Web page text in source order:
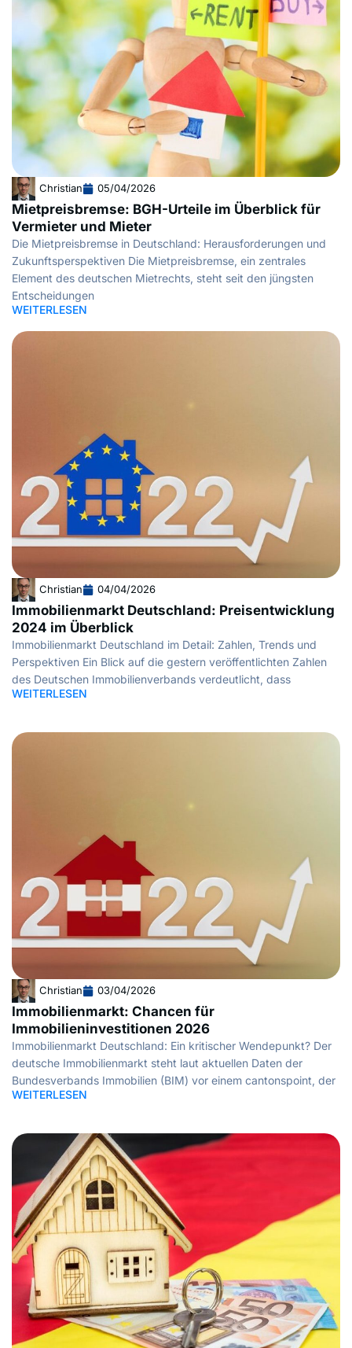
Christian 05/04/2026
Mietpreisbremse: BGH-Urteile im Überblick für
Vermieter und Mieter
Die Mietpreisbremse in Deutschland: Herausforderungen und
Zukunftsperspektiven Die Mietpreisbremse, ein zentrales
Element des deutschen Mietrechts, steht seit den jüngsten
Entscheidungen
WEITERLESEN
Christian 04/04/2026
Immobilienmarkt Deutschland: Preisentwicklung
2024 im Überblick
Immobilienmarkt Deutschland im Detail: Zahlen, Trends und
Perspektiven Ein Blick auf die gestern veröffentlichten Zahlen
des Deutschen Immobilienverbands verdeutlicht, dass
WEITERLESEN
Christian 03/04/2026
Immobilienmarkt: Chancen für
Immobilieninvestitionen 2026
Immobilienmarkt Deutschland: Ein kritischer Wendepunkt? Der
deutsche Immobilienmarkt steht laut aktuellen Daten der
Bundesverbands Immobilien (BIM) vor einem cantonspoint, der
WEITERLESEN